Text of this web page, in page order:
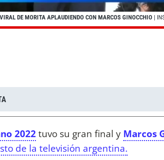
DE MORITA APLAUDIENDO CON MARCOS GINOCCHIO |
2022tuvo su gran final y Marcos
de la televisión argentina.